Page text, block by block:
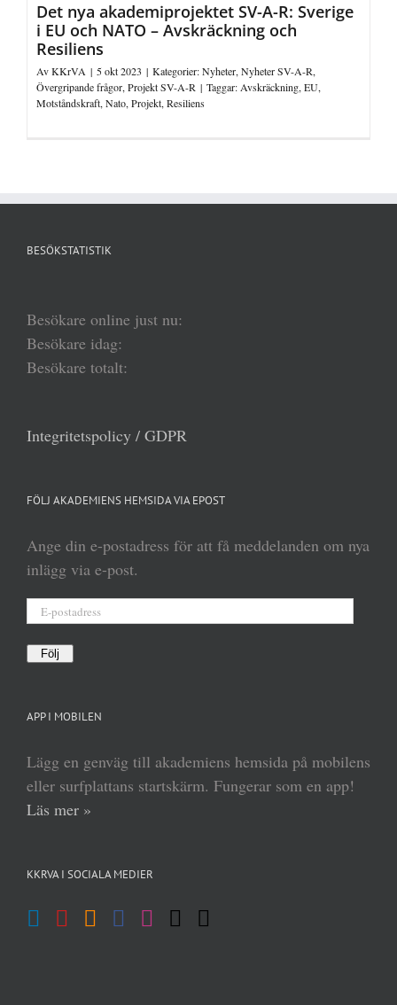
Det nya akademiprojektet SV-A-R: Sverige
i EU och NATO – Avskräckning och
Resiliens
AvKKrVA | 5 okt 2023 | Kategorier:Nyheter, Nyheter SV-A-R,
Övergripande frågor, Projekt SV-A-R | Taggar: Avskräckning, EU,
Motståndskraft, Nato, Projekt, Resiliens
BESÖKSTATISTIK
Besökare online just nu:
Besökare idag:
Besökare totalt:
Integritetspolicy / GDPR
FÖLJ AKADEMIENS HEMSIDA VIA EPOST
Ange din e-postadress för att få meddelanden om nya
inlägg via e-post.
Följ
APP I MOBILEN
Lägg en genväg till akademiens hemsida på mobilens
eller surfplattans startskärm. Fungerar som en app!
Läs mer »
KKRVA I SOCIALA MEDIER